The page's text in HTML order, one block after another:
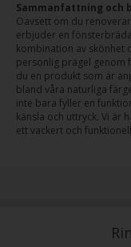
Sammanfattning och
Oavsett om du
erbjuder en
kombination av skönhet
personlig prägel genom
du en produkt som är
bland våra naturliga
inte bara fyller en
känsla och uttryck. Vi är
ett vackert och